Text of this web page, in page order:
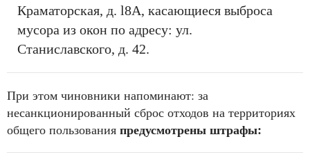
Краматорская, д. l8A, касающиеся выброса
мусора из окон по адресу: ул.
Станиславского, д. 42.
При этом чиновники напоминают: за
несанкционированный сброс отходов на территориях
общего пользования предусмотрены штрафы: